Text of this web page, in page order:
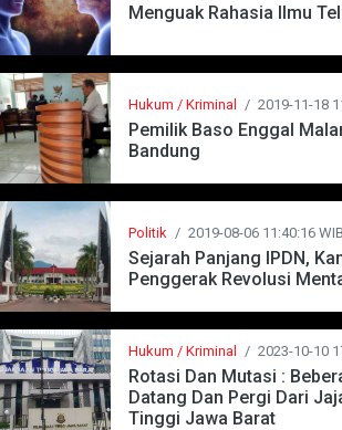
Menguak Rahasia Ilmu
Hukum / Kriminal / 2019-11-18
Pemilik Baso Enggal
Bandung
Politik / 2019-08-06 11:40:16 WIB
Sejarah Panjang IPDN,
Penggerak Revolusi
Hukum / Kriminal / 2023-10-10
Rotasi Dan Mutasi :
Datang Dan Pergi Dari
Tinggi Jawa Barat